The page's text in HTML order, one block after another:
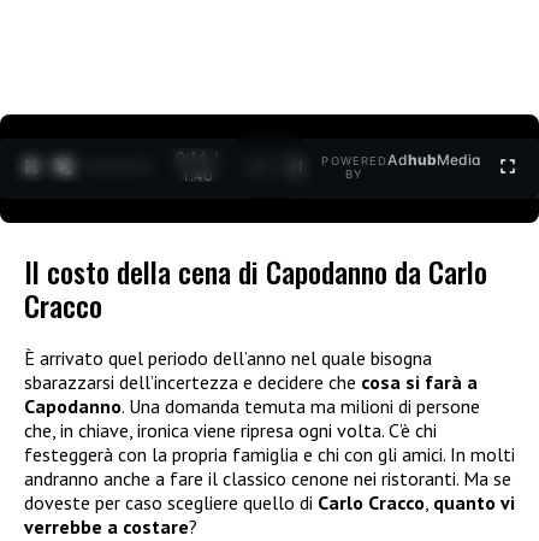
0:15 /
1:40
POWERED
BY
AdhubMedia
Il costo della cena di Capodanno da Carlo
Cracco
È arrivato quel periodo dell’anno nel quale bisogna
sbarazzarsi dell’incertezza e decidere che cosa si farà a
Capodanno. Una domanda temuta ma milioni di persone
che, in chiave, ironica viene ripresa ogni volta. C’è chi
festeggerà con la propria famiglia e chi con gli amici. In molti
andranno anche a fare il classico cenone nei ristoranti. Ma se
doveste per caso scegliere quello di Carlo Cracco, quanto vi
verrebbe a costare?